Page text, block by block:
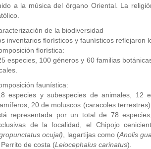
a la música del órgano Oriental. La
de la biodiversidad
inventarios florísticos y faunísticos reflejaron
florística:
especies, 100 géneros y 60 familias
faunística:
especies y subespecies de animales, 12
20 de moluscos (caracoles
representada por un total de 78
de la localidad, el Chipojo
ocujal) , lagartijas como (Anolis
de costa (Leiocephalus carinatus).